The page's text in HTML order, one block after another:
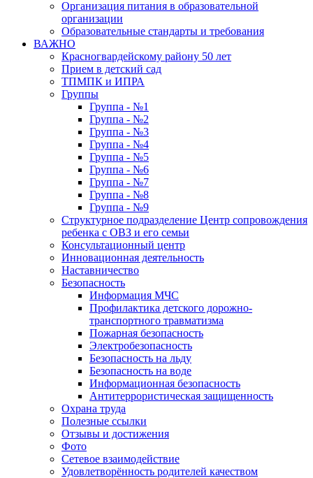
Организация питания в образовательной
организации
Образовательные стандарты и требования
ВАЖНО
Красногвардейскому району 50 лет
Прием в детский сад
ТПМПК и ИПРА
Группы
Группа - №1
Группа - №2
Группа - №3
Группа - №4
Группа - №5
Группа - №6
Группа - №7
Группа - №8
Группа - №9
Структурное подразделение Центр сопровождения
ребенка с ОВЗ и его семьи
Консультационный центр
Инновационная деятельность
Наставничество
Безопасность
Информация МЧС
Профилактика детского дорожно-
транспортного травматизма
Пожарная безопасность
Электробезопасность
Безопасность на льду
Безопасность на воде
Информационная безопасность
Антитеррористическая защищенность
Охрана труда
Полезные ссылки
Отзывы и достижения
Фото
Сетевое взаимодействие
Удовлетворённость родителей качеством